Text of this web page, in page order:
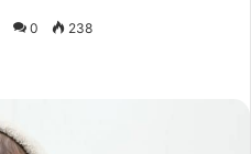
0 238